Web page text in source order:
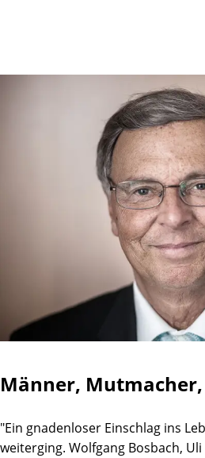
Männer,
"Ein gnadenloser Einschlag ins
weiterging. Wolfgang Bosbach,